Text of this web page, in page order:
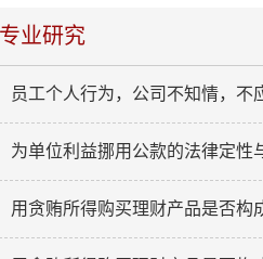
业研究
员工个人行为，公司不知情，不应当
为单位利益挪用公款的法律定性
用贪贿所得购买理财产品是否